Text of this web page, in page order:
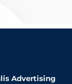
Advertising